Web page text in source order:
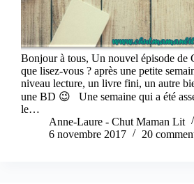
Bonjour à tous, Un nouvel épisode de
que lisez-vous ? après une petite
niveau lecture, un livre fini, un autre
une BD 😉 Une semaine qui a été
le…
Anne-Laure - Chut Maman Lit
6 novembre 2017
20